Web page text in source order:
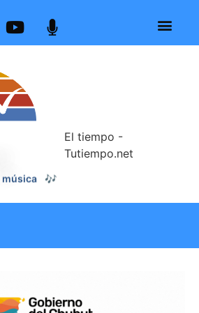
📰
El tiempo -
Tutiempo.net